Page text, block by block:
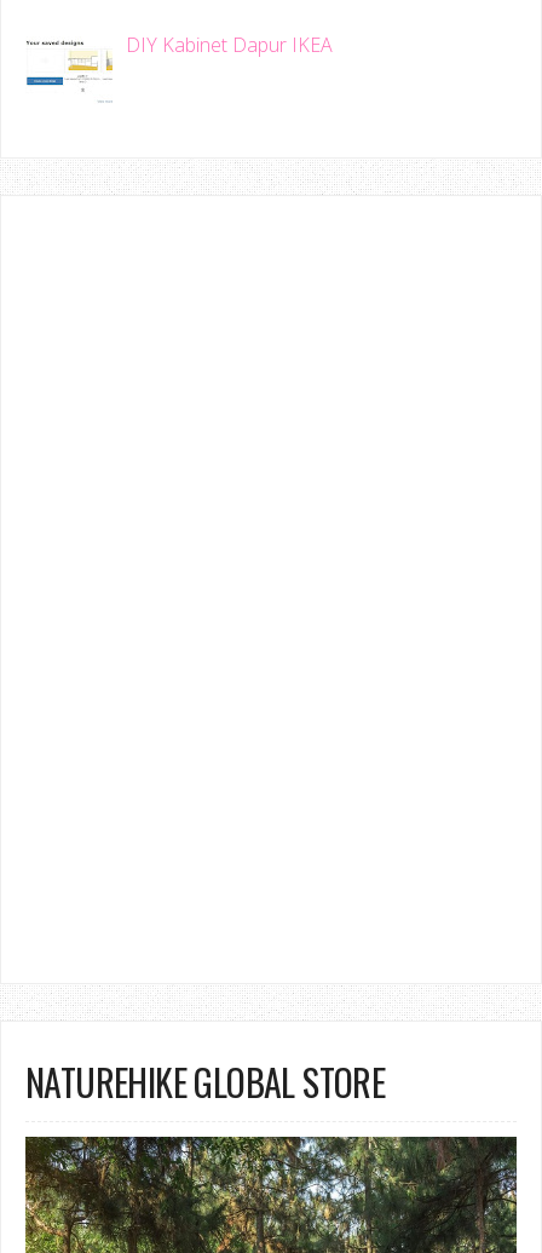
DIY Kabinet Dapur IKEA
NATUREHIKE GLOBAL STORE